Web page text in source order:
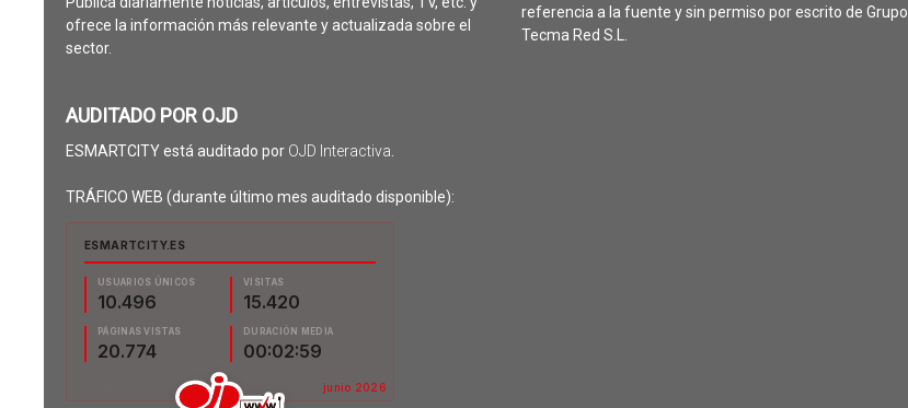
ofrece la información más relevante y actualizada sobre el
sector.
AUDITADO POR OJD
ESMARTCITY está auditado por OJD Interactiva
TRÁFICO WEB (durante último mes auditado disponible):
referencia a la fuente y sin permiso por escrito de Grupo
Tecma Red S.L.